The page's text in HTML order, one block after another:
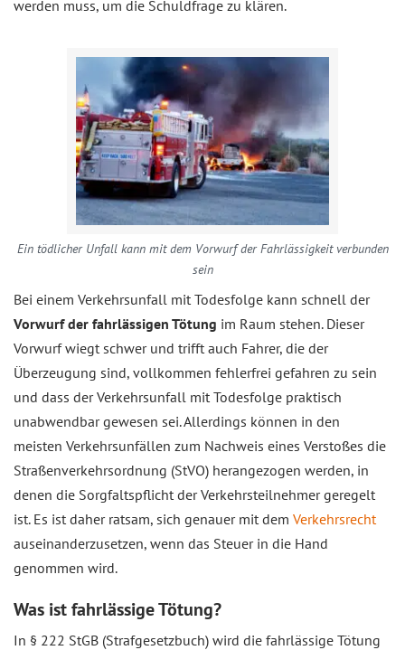
werden muss, um die Schuldfrage zu klären.
Ein tödlicher Unfall kann mit dem Vorwurf der Fahrlässigkeit verbunden
sein
Bei einem Verkehrsunfall mit Todesfolge kann schnell der
Vorwurf der fahrlässigen Tötung im Raum stehen. Dieser
Vorwurf wiegt schwer und trifft auch Fahrer, die der
Überzeugung sind, vollkommen fehlerfrei gefahren zu sein
und dass der Verkehrsunfall mit Todesfolge praktisch
unabwendbar gewesen sei. Allerdings können in den
meisten Verkehrsunfällen zum Nachweis eines Verstoßes die
Straßenverkehrsordnung (StVO) herangezogen werden, in
denen die Sorgfaltspflicht der Verkehrsteilnehmer geregelt
ist. Es ist daher ratsam, sich genauer mit dem Verkehrsrecht
auseinanderzusetzen, wenn das Steuer in die Hand
genommen wird.
Was ist fahrlässige Tötung?
In § 222 StGB (Strafgesetzbuch) wird die fahrlässige Tötung